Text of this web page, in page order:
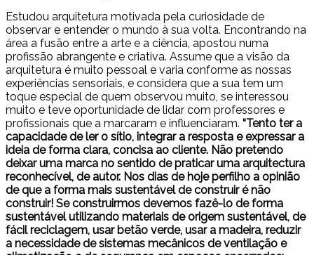
Estudou arquitetura motivada pela curiosidade de
observar e entender o mundo à sua volta. Encontrando na
área a fusão entre a arte e a ciência, apostou numa
profissão abrangente e criativa. Assume que a visão da
arquitetura é muito pessoal e varia conforme as nossas
experiências sensoriais, e considera que a sua tem um
toque especial de quem observou muito, se interessou
muito e teve oportunidade de lidar com professores e
profissionais que a marcaram e influenciaram. “Tento ter a
capacidade de ler o sítio, integrar a resposta e expressar a
ideia de forma clara, concisa ao cliente. Não pretendo
deixar uma marca no sentido de praticar uma arquitectura
reconhecível, de autor. Nos dias de hoje perfilho a opinião
de que a forma mais sustentável de construir é não
construir! Se construirmos devemos fazê-lo de forma
sustentável utilizando materiais de origem sustentável, de
fácil reciclagem, usar betão verde, usar a madeira, reduzir
a necessidade de sistemas mecânicos de ventilação e